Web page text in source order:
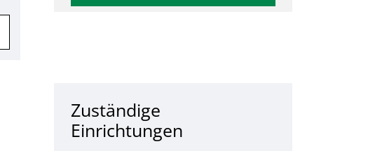
Zuständige
Einrichtungen